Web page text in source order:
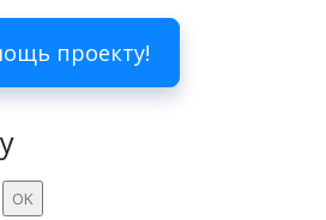
проекту!